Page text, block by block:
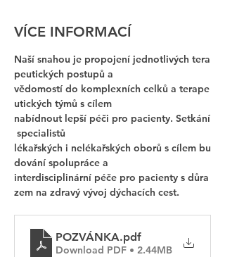
VÍCE INFORMACÍ
Naší snahou je propojení jednotlivých tera
peutických postupů a
vědomostí do komplexních celků a terape
utických týmů s cílem
nabídnout lepší péči pro pacienty. Setkání
specialistů
lékařských i nelékařských oborů s cílem bu
dování spolupráce a
interdisciplinární péče pro pacienty s důra
zem na zdravý vývoj dýchacích cest.
POZVÁNKA.pdf
Download PDF • 2.44MB